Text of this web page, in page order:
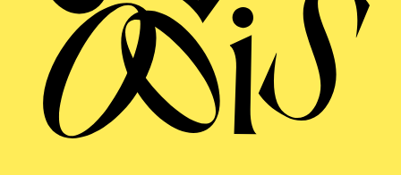
AALTO BALLETT ESSEN
Wednesday
03.02.2027
17:30 - 19:00
Alto Theater